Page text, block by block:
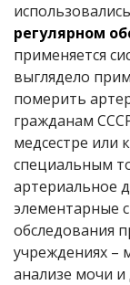
регулярном
применяется
выглядело
померить
гражданам
медсестре или
специальным
артериальное
элементарные
обследования
учреждениях –
анализе мочи и